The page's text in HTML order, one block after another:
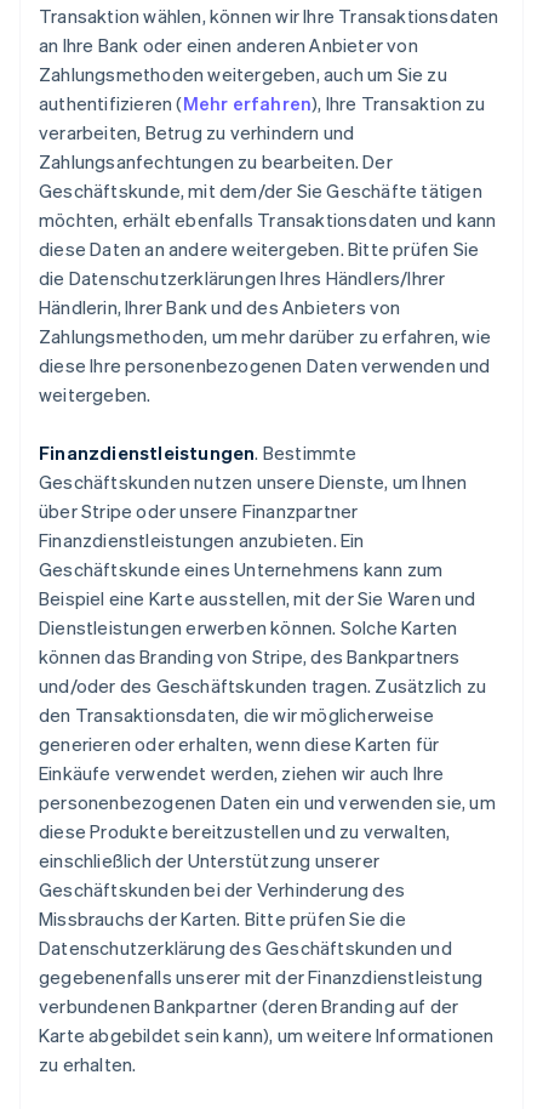
Transaktion wählen, können wir Ihre Transaktionsdaten
an Ihre Bank oder einen anderen Anbieter von
Zahlungsmethoden weitergeben, auch um Sie zu
authentifizieren (Mehr erfahren), Ihre Transaktion zu
verarbeiten, Betrug zu verhindern und
Zahlungsanfechtungen zu bearbeiten. Der
Geschäftskunde, mit dem/der Sie Geschäfte tätigen
möchten, erhält ebenfalls Transaktionsdaten und kann
diese Daten an andere weitergeben. Bitte prüfen Sie
die Datenschutzerklärungen Ihres Händlers/Ihrer
Händlerin, Ihrer Bank und des Anbieters von
Zahlungsmethoden, um mehr darüber zu erfahren, wie
diese Ihre personenbezogenen Daten verwenden und
weitergeben.
Finanzdienstleistungen. Bestimmte
Geschäftskunden nutzen unsere Dienste, um Ihnen
über Stripe oder unsere Finanzpartner
Finanzdienstleistungen anzubieten. Ein
Geschäftskunde eines Unternehmens kann zum
Beispiel eine Karte ausstellen, mit der Sie Waren und
Dienstleistungen erwerben können. Solche Karten
können das Branding von Stripe, des Bankpartners
und/oder des Geschäftskunden tragen. Zusätzlich zu
den Transaktionsdaten, die wir möglicherweise
generieren oder erhalten, wenn diese Karten für
Einkäufe verwendet werden, ziehen wir auch Ihre
personenbezogenen Daten ein und verwenden sie, um
diese Produkte bereitzustellen und zu verwalten,
einschließlich der Unterstützung unserer
Geschäftskunden bei der Verhinderung des
Missbrauchs der Karten. Bitte prüfen Sie die
Datenschutzerklärung des Geschäftskunden und
gegebenenfalls unserer mit der Finanzdienstleistung
verbundenen Bankpartner (deren Branding auf der
Karte abgebildet sein kann), um weitere Informationen
zu erhalten.